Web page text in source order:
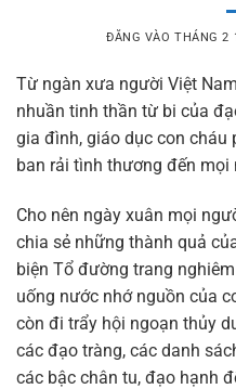
ĐĂNG VÀOTHÁNG 2
Từ ngàn xưa người Việt
nhuần tinh thần từ bi của
gia đình, giáo dục con cháu
ban rải tình thương đến
Cho nên ngày xuân mọi
chia sẻ những thành quả
biện Tổ đường trang
uống nước nhớ nguồn của
còn đi trẩy hội ngoạn thủy
các đạo tràng, các danh
các bậc chân tu, đạo hạnh